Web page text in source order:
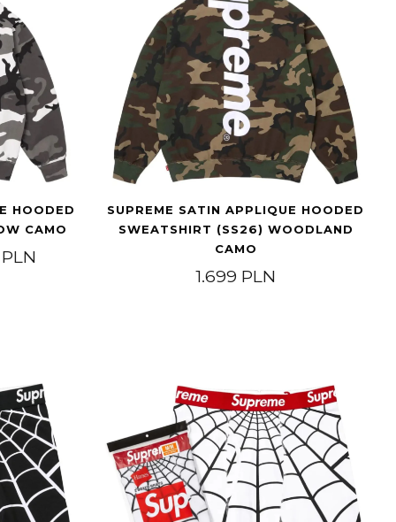
PLN
HOODED
CAMO
PLN Zakres cen: od 1.549 PLN do 1.749 PLN
SUPREME SATIN APPLIQUE HOODED
SWEATSHIRT (SS26) WOODLAND
CAMO
1.699 PLN